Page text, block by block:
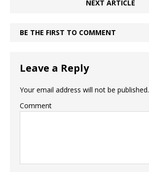
NEXT ARTICLE
BE THE FIRST TO COMMENT
Leave a Reply
Your email address will not be published.
Comment